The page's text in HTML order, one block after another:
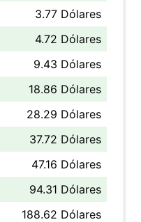
3.77 Dólares
4.72 Dólares
9.43 Dólares
18.86 Dólares
28.29 Dólares
37.72 Dólares
47.16 Dólares
94.31 Dólares
188.62 Dólares